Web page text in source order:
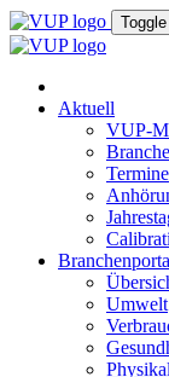
Aktuell
VUP-
Termine
Umwelt